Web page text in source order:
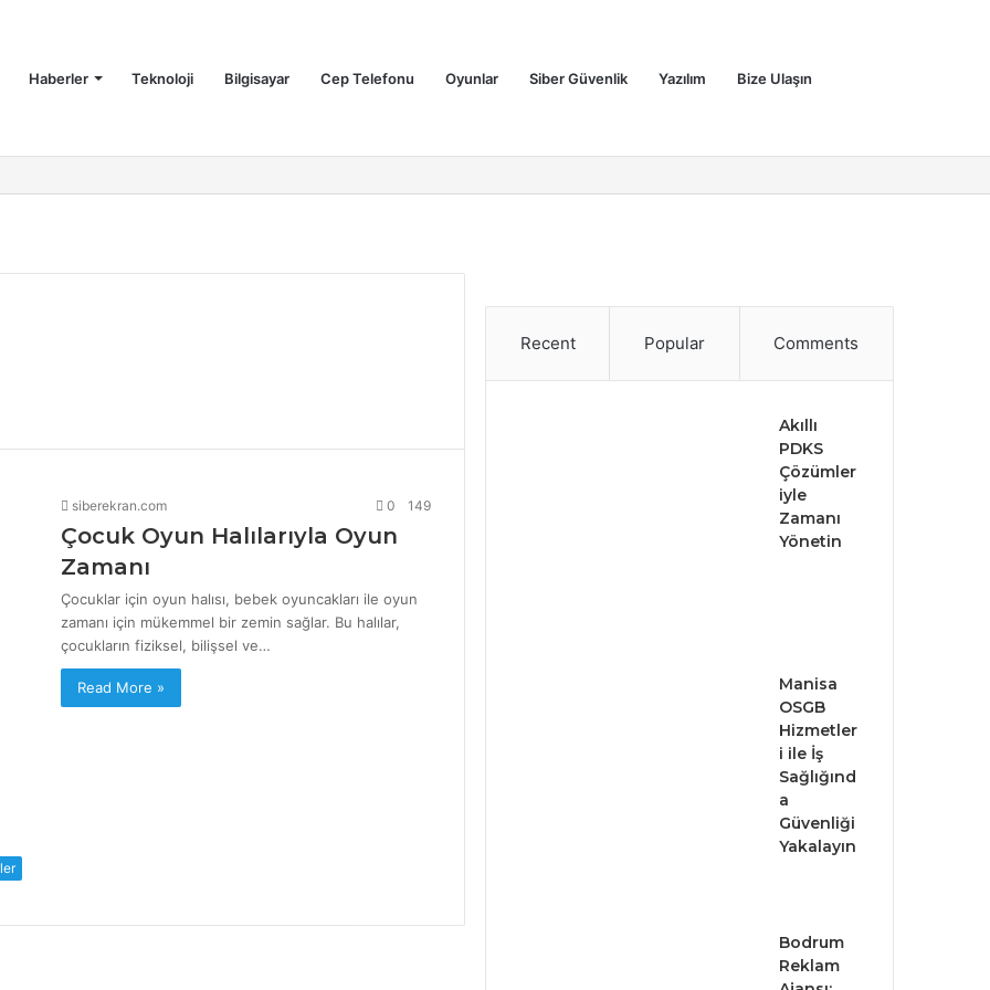
Haberler Teknoloji Bilgisayar Cep Telefonu Oyunlar Siber Güvenlik Yazılım Bize Ulaşın
siberekran.com 0 149
Çocuk Oyun Halılarıyla Oyun
Zamanı
Çocuklar için oyun halısı, bebek oyuncakları ile oyun
zamanı için mükemmel bir zemin sağlar. Bu halılar,
çocukların fiziksel, bilişsel ve…
Read More »
Recent Popular Comments
Akıllı
PDKS
Çözümler
iyle
Zamanı
Yönetin
Manisa
OSGB
Hizmetler
i ile İş
Sağlığınd
a
Güvenliği
Yakalayın
Bodrum
Reklam